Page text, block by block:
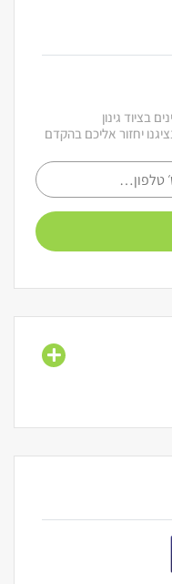
בציוד גינון
יחזור אליכם בהקדם